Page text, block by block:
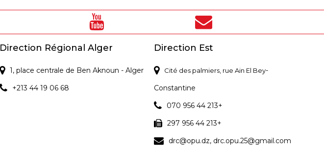
Direction Régional Alger
1, place centrale de Ben Aknoun - Alger
+213 44 19 06 68
Direction Est
Cité des palmiers, rue Ain El Bey-
Constantine
070 956 44 213+
297 956 44 213+
drc@opu.dz, drc.opu.25@gmail.com